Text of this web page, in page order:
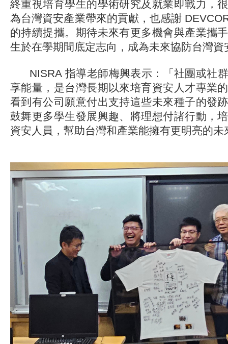
終重視培育學生的學術研究及就業即戰力，
為台灣資安產業帶來的貢獻，也感謝
的持續提攜。期待未來有更多機會與產業攜
生於在學期間底定志向，成為未來協防台灣資
NISRA 指導老師梅興表示：「社團或社
享能量，是台灣長期以來培育資安人才專業
看到有公司願意付出支持這些未來種子的發
鼓舞更多學生發展興趣、將理想付諸行動，
資安人員，幫助台灣和產業能擁有更明亮的未